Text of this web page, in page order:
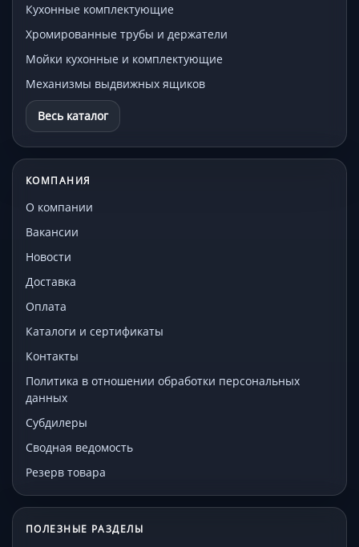
Кухонные комплектующие
Хромированные трубы и держатели
Мойки кухонные и комплектующие
Механизмы выдвижных ящиков
Весь каталог
КОМПАНИЯ
О компании
Вакансии
Новости
Доставка
Оплата
Каталоги и сертификаты
Контакты
Политика в отношении обработки персональных
данных
Субдилеры
Сводная ведомость
Резерв товара
ПОЛЕЗНЫЕ РАЗДЕЛЫ